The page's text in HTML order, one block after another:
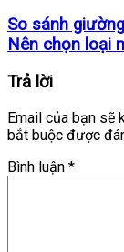
So sánh
Nên chọn loại
Trả lời
Email của bạn sẽ
bắt buộc được
Bình luận *